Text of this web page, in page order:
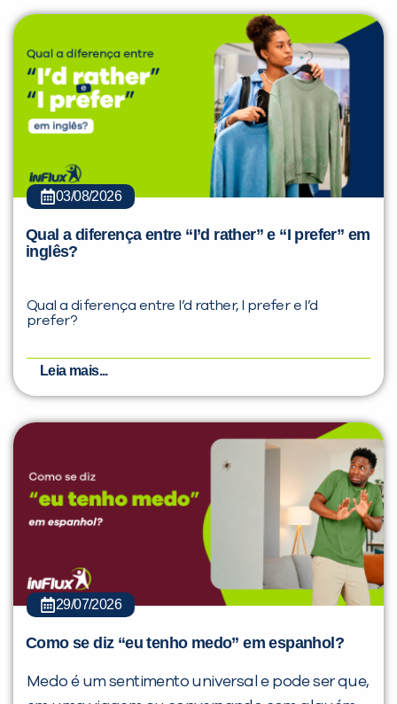
03/08/2026
Qual a diferença entre “I’d rather” e “I prefer” em
inglês?
Qual a diferença entre I’d rather, I prefer e I’d
prefer?
Leia mais...
29/07/2026
Como se diz “eu tenho medo” em espanhol?
Medo é um sentimento universal e pode ser que,